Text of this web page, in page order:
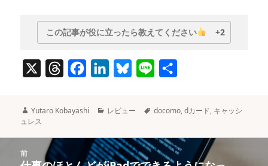
この記事が役に立ったら教えてください +2
r
a
d
c
b
o
e
d
s
k
n
作
成
Yutaro Kobayashi
カ
リ
ー
レビュー
タ
docomo,dカード, キャッシ
ュレス
前